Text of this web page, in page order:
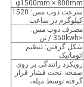
φ1500mm × 800mm
سرعت ذوب مس: 1520
کیلوگرم در ساعت
مصرف ذوب مس:
<350kwh / تن
شکل گرفتن: تنظیم
اتوماتیک
رویکرد رانندگی بر روی
صفحه: تحت فشار قرار
گرفته توسط میله،